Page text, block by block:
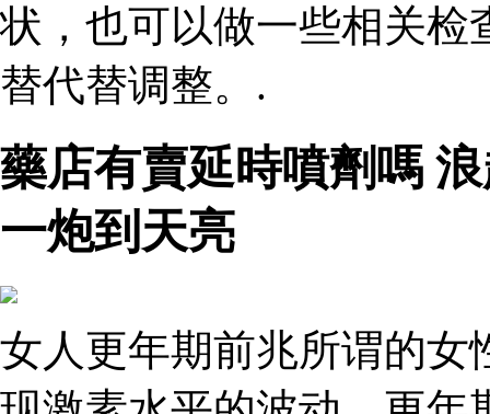
状，也可以做一些相关检
替代替调整。.
藥店有賣延時噴劑嗎
一炮到天亮
女人更年期前兆所谓的女